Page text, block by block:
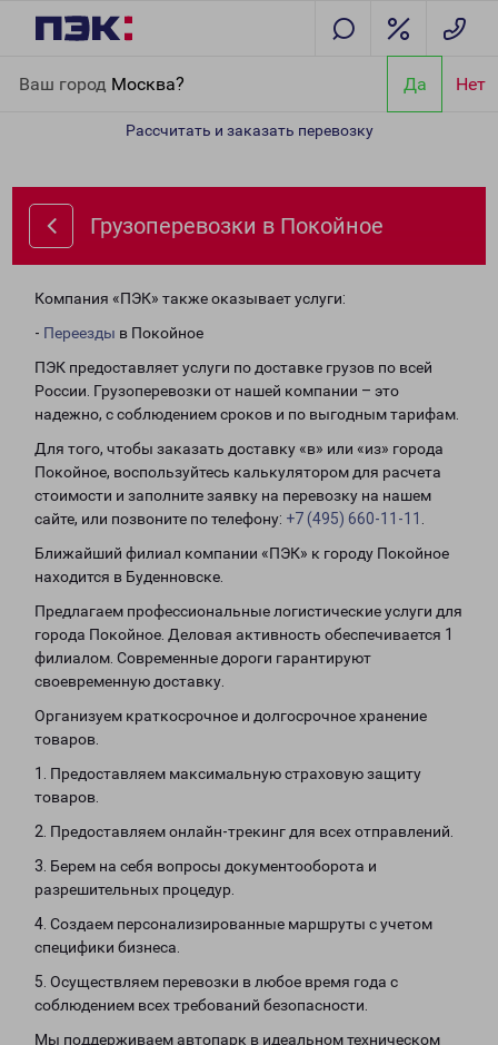
Ваш город Москва? Да Нет
Рассчитать и заказать перевозку
Грузоперевозки в Покойное
Компания «ПЭК» также оказывает услуги:
- Переезды в Покойное
ПЭК предоставляет услуги по доставке грузов по всей
России. Грузоперевозки от нашей компании – это
надежно, с соблюдением сроков и по выгодным тарифам.
Для того, чтобы заказать доставку «в» или «из» города
Покойное, воспользуйтесь калькулятором для расчета
стоимости и заполните заявку на перевозку на нашем
сайте, или позвоните по телефону: +7 (495) 660-11-11
Ближайший филиал компании «ПЭК» к городу Покойное
находится в Буденновске.
Предлагаем профессиональные логистические услуги для
города Покойное. Деловая активность обеспечивается 1
филиалом. Современные дороги гарантируют
своевременную доставку.
Организуем краткосрочное и долгосрочное хранение
товаров.
1. Предоставляем максимальную страховую защиту
товаров.
2. Предоставляем онлайн-трекинг для всех отправлений.
3. Берем на себя вопросы документооборота и
разрешительных процедур.
4. Создаем персонализированные маршруты с учетом
специфики бизнеса.
5. Осуществляем перевозки в любое время года с
соблюдением всех требований безопасности.
Мы поддерживаем автопарк в идеальном техническом